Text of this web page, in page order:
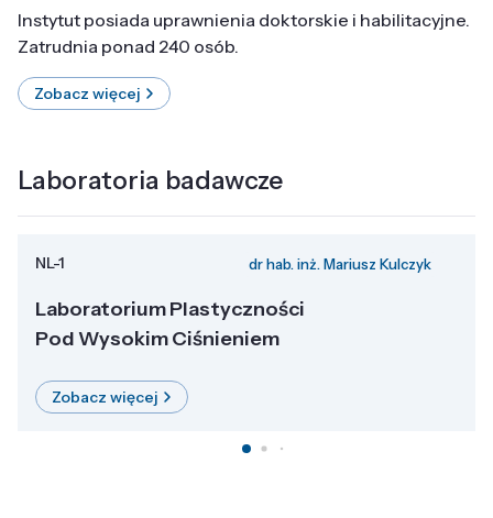
Instytut posiada uprawnienia doktorskie i habilitacyjne.
Zatrudnia ponad 240 osób.
Zobacz więcej
Laboratoria badawcze
NL-1 dr hab. inż. Mariusz Kulczyk
Laboratorium Plastyczności
Pod Wysokim Ciśnieniem
Zobacz więcej